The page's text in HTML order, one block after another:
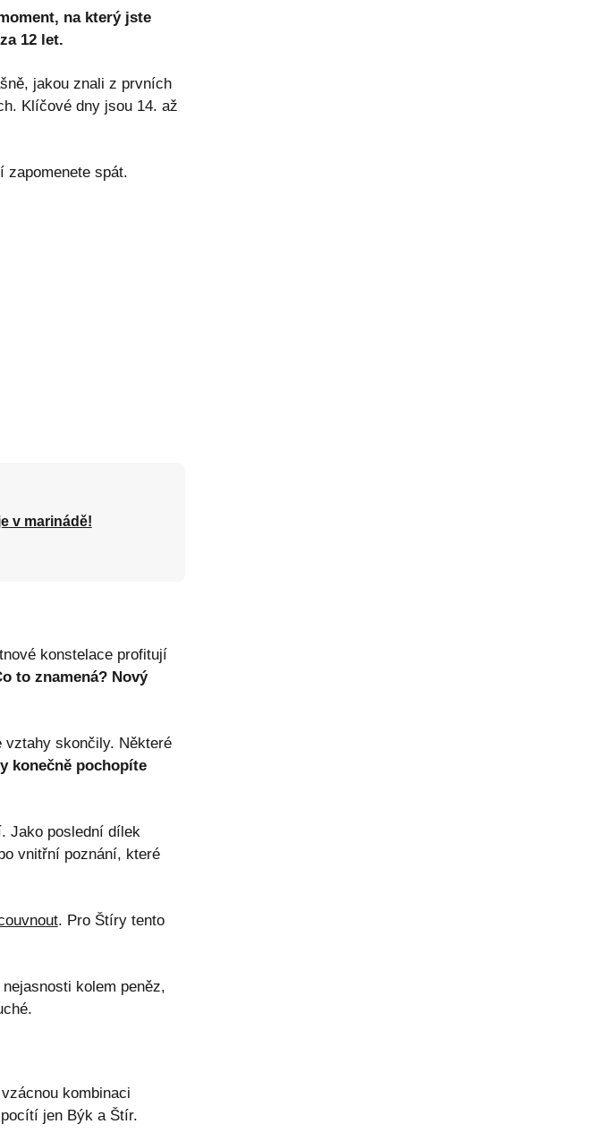
na který jste
12 let.
jakou znali z prvních
Klíčové dny jsou 14. až
zapomenete spát.
v marinádě!
konstelace profitují
to znamená? Nový
skončily. Některé
konečně pochopíte
Jako poslední dílek
vnitřní poznání, které
. Pro Štíry tento
kolem peněz,
kombinaci
jen Býk a Štír.